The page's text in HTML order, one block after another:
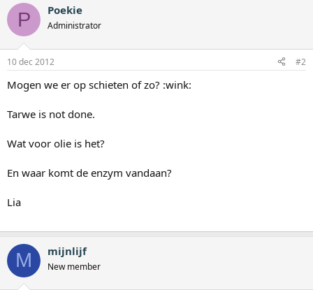
P Poekie
Administrator
10 dec 2012 #2
Mogen we er op schieten of zo? :wink:
Tarwe is not done.
Wat voor olie is het?
En waar komt de enzym vandaan?
Lia
M mijnlijf
New member